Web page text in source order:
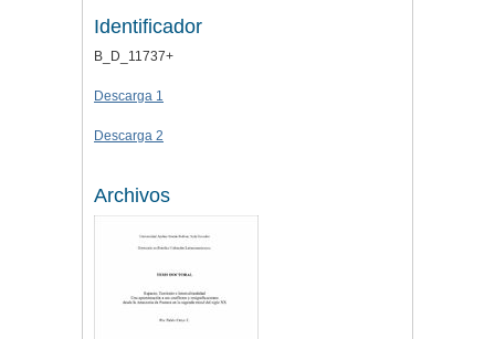
Identificador
B_D_11737+
Descarga 1
Descarga 2
Archivos